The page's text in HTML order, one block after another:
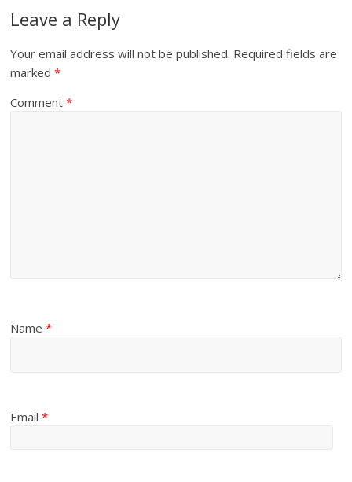
Leave a Reply
Your email address will not be published. Required fields are
marked*
Comment*
Name*
Email*